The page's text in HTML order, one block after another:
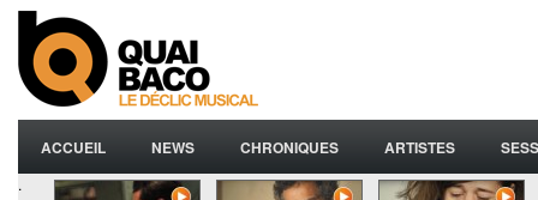
ACCUEIL NEWS CHRONIQUES ARTISTES
.